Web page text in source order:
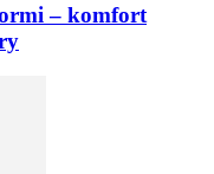
– komfort